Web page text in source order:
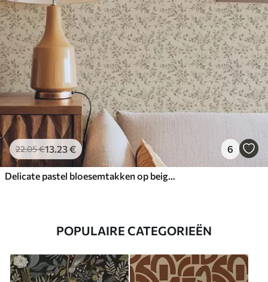
22.05€13.23€ 6
Delicate pastel bloesemtakken op beige achtergrond
POPULAIRE CATEGORIEËN